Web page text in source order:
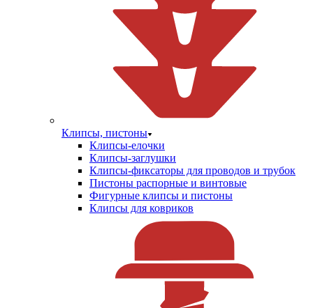
Клипсы, пистоны
Клипсы-елочки
Клипсы-заглушки
Клипсы-фиксаторы для проводов и трубок
Пистоны распорные и винтовые
Фигурные клипсы и пистоны
Клипсы для ковриков